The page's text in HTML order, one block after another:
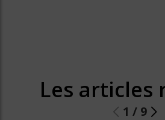
Les articles
1 / 9